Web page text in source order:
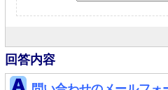
回答内容